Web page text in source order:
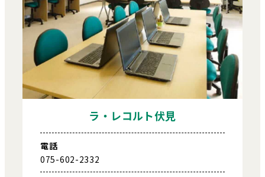
ラ・レコルト伏見
電話
075-602-2332